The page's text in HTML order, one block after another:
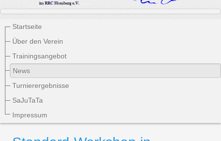
Startseite
Über den Verein
Trainingsangebot
News
Turnierergebnisse
SaJuTaTa
Impressum